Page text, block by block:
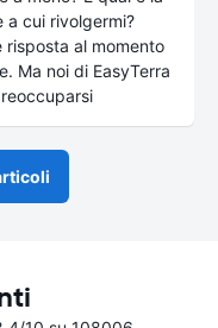
a cui rivolgermi?
al momento
Ma noi di EasyTerra